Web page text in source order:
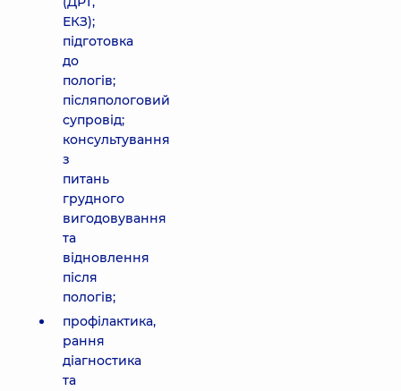
ЕКЗ);
підготовка
до
пологів;
післяпологовий
супровід;
консультування
з
питань
грудного
вигодовування
та
відновлення
після
пологів;
профілактика,
рання
діагностика
та